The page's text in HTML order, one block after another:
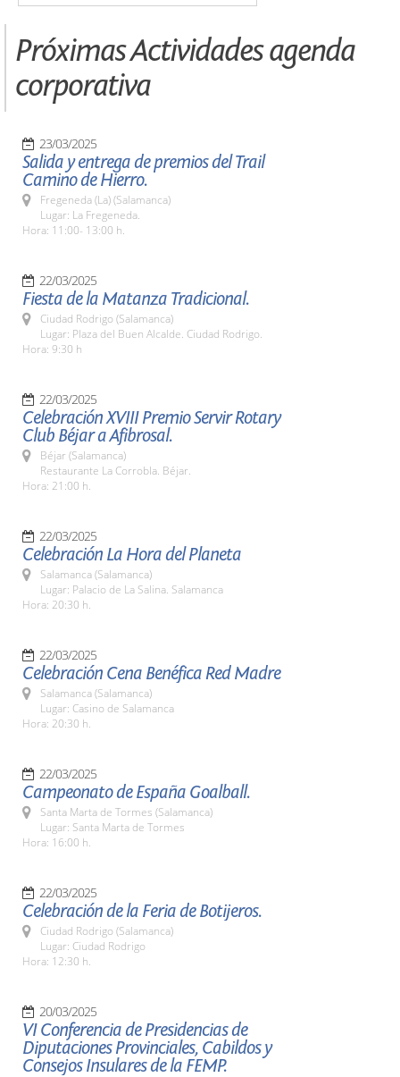
Próximas Actividades agenda
corporativa
23/03/2025
Salida y entrega de premios del Trail
Camino de Hierro.
Fregeneda (La) (Salamanca)
Lugar: La Fregeneda.
Hora: 11:00- 13:00 h.
22/03/2025
Fiesta de la Matanza Tradicional.
Ciudad Rodrigo (Salamanca)
Lugar: Plaza del Buen Alcalde. Ciudad Rodrigo.
Hora: 9:30 h
22/03/2025
Celebración XVIII Premio Servir Rotary
Club Béjar a Afibrosal.
Béjar (Salamanca)
Restaurante La Corrobla. Béjar.
Hora: 21:00 h.
22/03/2025
Celebración La Hora del Planeta
Salamanca (Salamanca)
Lugar: Palacio de La Salina. Salamanca
Hora: 20:30 h.
22/03/2025
Celebración Cena Benéfica Red Madre
Salamanca (Salamanca)
Lugar: Casino de Salamanca
Hora: 20:30 h.
22/03/2025
Campeonato de España Goalball.
Santa Marta de Tormes (Salamanca)
Lugar: Santa Marta de Tormes
Hora: 16:00 h.
22/03/2025
Celebración de la Feria de Botijeros.
Ciudad Rodrigo (Salamanca)
Lugar: Ciudad Rodrigo
Hora: 12:30 h.
20/03/2025
VI Conferencia de Presidencias de
Diputaciones Provinciales, Cabildos y
Consejos Insulares de la FEMP.